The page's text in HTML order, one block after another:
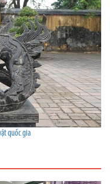
quốc gia